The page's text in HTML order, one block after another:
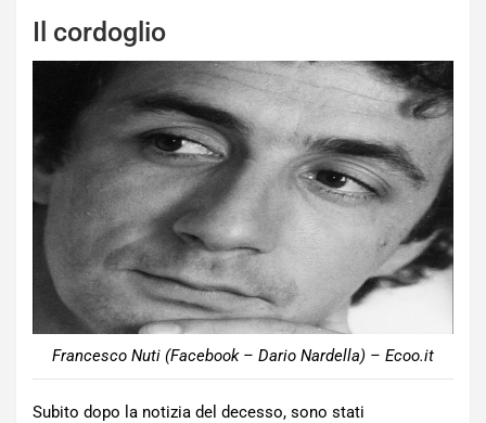
Il cordoglio
Francesco Nuti (Facebook – Dario Nardella) – Ecoo.it
Subito dopo la notizia del decesso, sono stati